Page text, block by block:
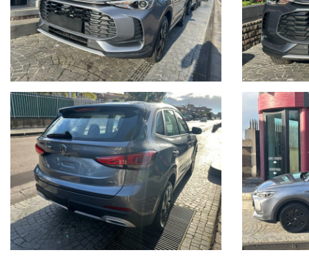
USB/USBc
PREZZO ESCLUSO PASSAGGIO DI PROPRIETA'
PROMO FINANZIAMENTO -600